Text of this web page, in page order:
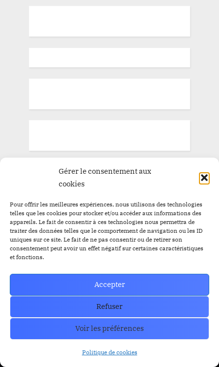
Gérer le consentement aux
cookies
Pour offrir les meilleures expériences, nous utilisons des technologies
telles que les cookies pour stocker et/ou accéder aux informations des
appareils. Le fait de consentir à ces technologies nous permettra de
traiter des données telles que le comportement de navigation ou les ID
uniques sur ce site. Le fait de ne pas consentir ou de retirer son
consentement peut avoir un effet négatif sur certaines caractéristiques
et fonctions.
Accepter
Refuser
Voir les préférences
Politique de cookies
Trust Wallet Permet Désormais de Gagner de l’Argent
prev
Organe de Presse